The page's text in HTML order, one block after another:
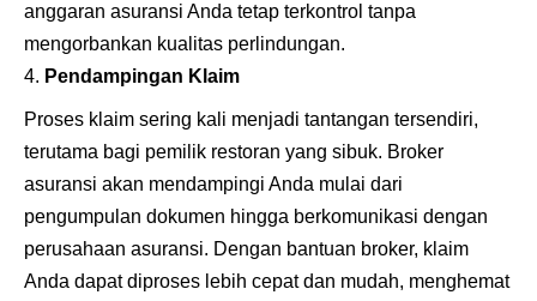
anggaran asuransi Anda tetap terkontrol tanpa
mengorbankan kualitas perlindungan.
Pendampingan Klaim
Proses klaim sering kali menjadi tantangan tersendiri,
terutama bagi pemilik restoran yang sibuk. Broker
asuransi akan mendampingi Anda mulai dari
pengumpulan dokumen hingga berkomunikasi dengan
perusahaan asuransi. Dengan bantuan broker, klaim
Anda dapat diproses lebih cepat dan mudah, menghemat